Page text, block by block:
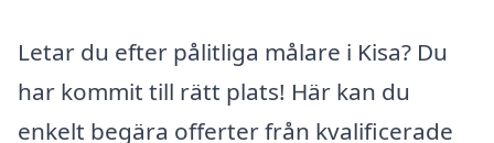
Letar du efter pålitliga målare i Kisa? Du
har kommit till rätt plats! Här kan du
enkelt begära offerter från kvalificerade